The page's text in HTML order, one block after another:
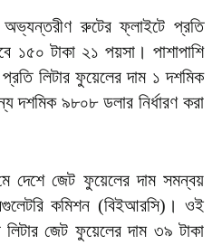
অভ্যন্তরীণ রুটের ফ্লাইটে প্রতি
১৫০ টাকা ২১ পয়সা। পাশাপাশি
লিটার ফুয়েলের দাম ১ দশমিক
দশমিক ৯৮০৮ ডলার নির্ধারণ করা
জেট ফুয়েলের দাম সমন্বয়
কমিশন (বিইআরসি)। ওই
জেট ফুয়েলের দাম ৩৯ টাকা